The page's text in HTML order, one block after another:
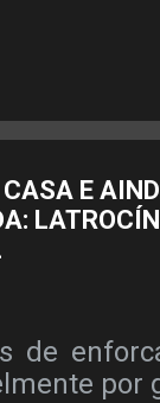
E
de
por